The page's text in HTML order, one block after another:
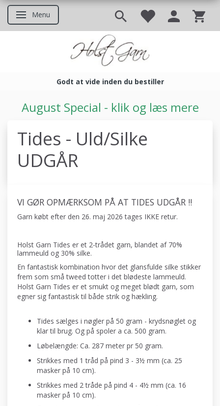
Skifte navigation
Menu
Godt at vide inden du bestiller
August Special - klik og læs mere
Tides - Uld/Silke
UDGÅR
VI GØR OPMÆRKSOM PÅ AT TIDES UDGÅR !!
Garn købt efter den 26. maj 2026 tages IKKE retur.
Holst Garn Tides er et 2-trådet garn, blandet af 70%
lammeuld og 30% silke.
En fantastisk kombination hvor det glansfulde silke stikker
frem som små tweed totter i det blødeste lammeuld.
Holst Garn Tides er et smukt og meget blødt garn, som
egner sig fantastisk til både strik og hækling.
Tides sælges i nøgler på 50 gram - krydsnøglet og
klar til brug. Og på spoler a ca. 500 gram.
Løbelængde: Ca. 287 meter pr 50 gram.
Strikkes med 1 tråd på pind 3 - 3½ mm (ca. 25
masker på 10 cm).
Strikkes med 2 tråde på pind 4 - 4½ mm (ca. 16
masker på 10 cm).